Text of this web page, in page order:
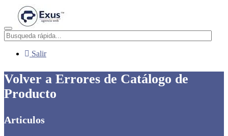
Menú
Salir
Volver a Errores de Catálogo de
Producto
Articulos